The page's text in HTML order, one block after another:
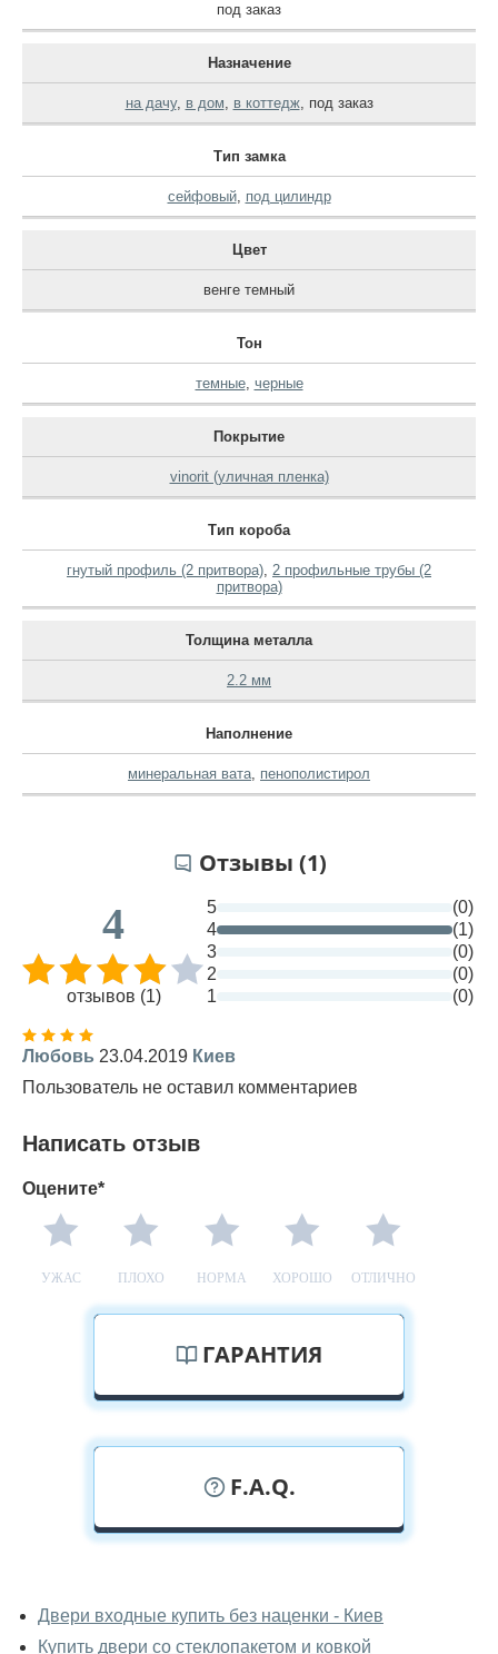
под заказ
Назначение
на дачу, в дом, в коттедж, под заказ
Тип замка
сейфовый, под цилиндр
Цвет
венге темный
Тон
темные, черные
Покрытие
vinorit (уличная пленка)
Тип короба
гнутый профиль (2 притвора), 2 профильные трубы (2
притвора)
Толщина металла
2.2 мм
Наполнение
минеральная вата, пенополистирол
Отзывы (1)
4
отзывов (1)
5
(0)
4
(1)
3
(0)
2
(0)
1
(0)
Любовь 23.04.2019 Киев
Пользователь не оставил комментариев
Написать отзыв
Оцените*
УЖАС ПЛОХО НОРМА ХОРОШО ОТЛИЧНО
ГАРАНТИЯ
F.A.Q.
двери вживую?
Да, можно посмотреть уличные двери в нашем
Двери входные купить без наценки - Киев
Купить двери со стеклопакетом и ковкой